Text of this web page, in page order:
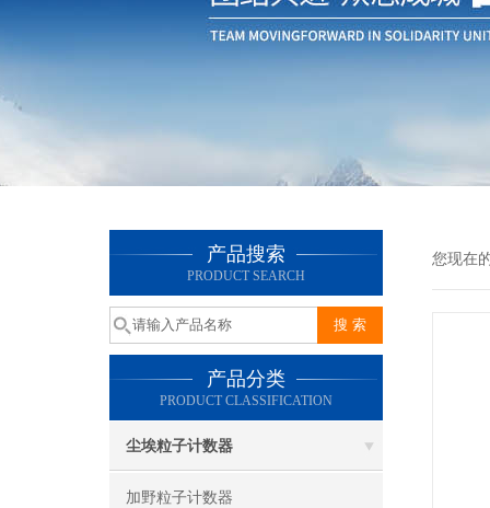
产品搜索
PRODUCT SEARCH
产品分类
PRODUCT CLASSIFICATION
尘埃粒子计数器
加野粒子计数器
您现在